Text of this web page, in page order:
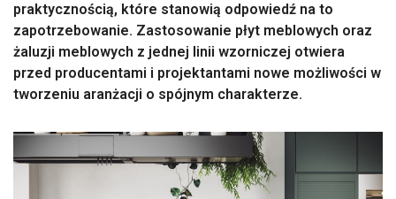
praktycznością, które stanowią odpowiedź na to
zapotrzebowanie. Zastosowanie płyt meblowych oraz
żaluzji meblowych z jednej linii wzorniczej otwiera
przed producentami i projektantami nowe możliwości w
tworzeniu aranżacji o spójnym charakterze.